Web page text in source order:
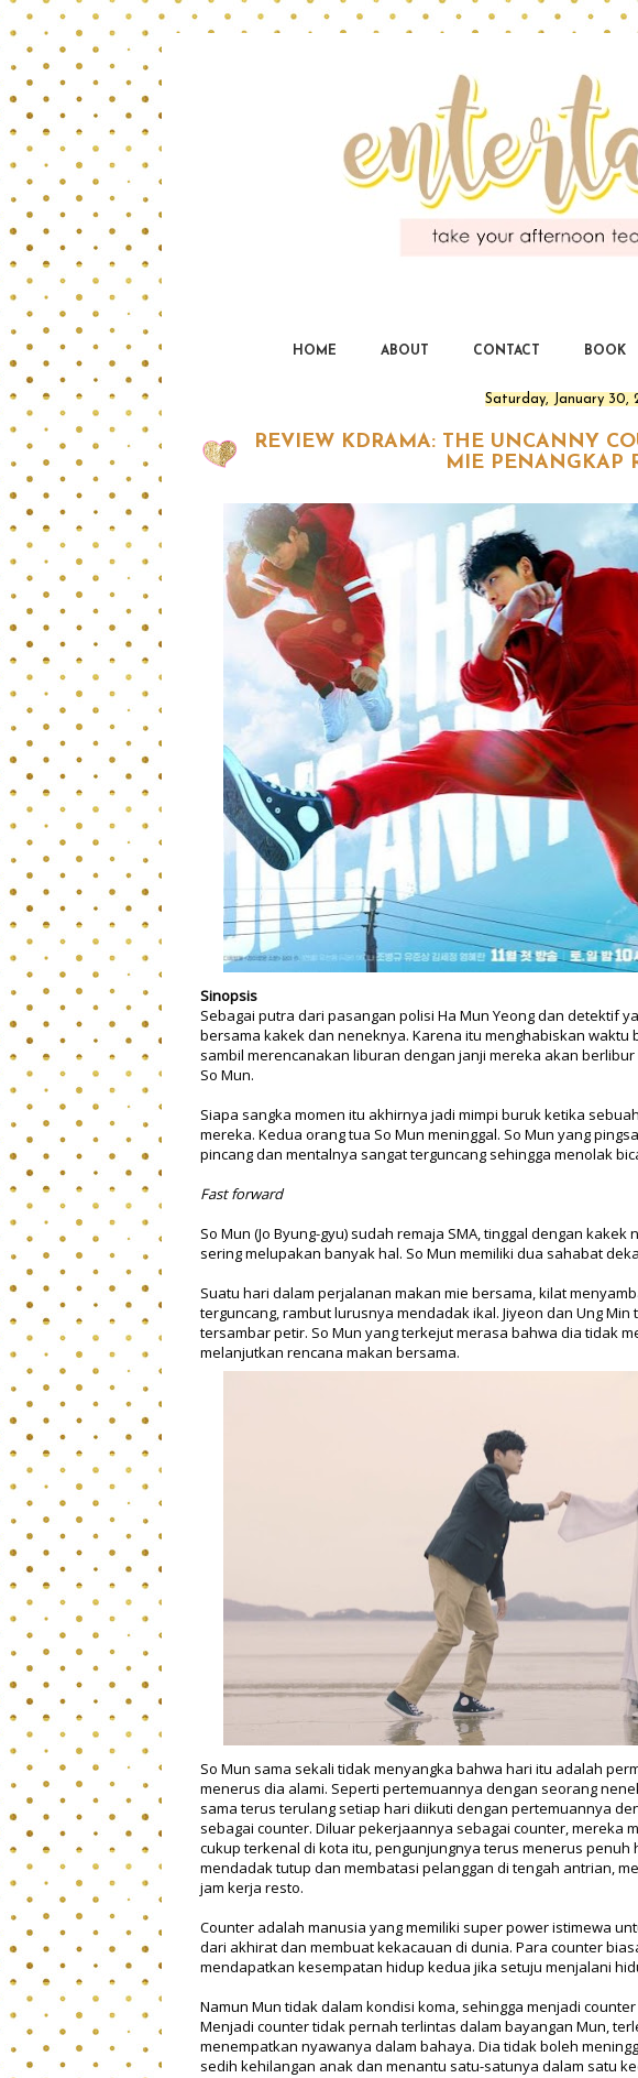
HOME ABOUT CONTACT BOOK
Saturday, January 30,
REVIEW KDRAMA: THE UNCANNY
MIE PENANGKAP
Sinopsis
Sebagai putra dari pasangan polisi Ha Mun Yeong dan detektif
bersama kakek dan neneknya. Karena itu menghabiskan
sambil merencanakan liburan dengan janji mereka akan
So Mun.
Siapa sangka momen itu akhirnya jadi mimpi buruk ketika
mereka. Kedua orang tua So Mun meninggal. So Mun yang
pincang dan mentalnya sangat terguncang sehingga menolak
Fast forward
So Mun (Jo Byung-gyu) sudah remaja SMA, tinggal dengan
sering melupakan banyak hal. So Mun memiliki dua sahabat
Suatu hari dalam perjalanan makan mie bersama, kilat
terguncang, rambut lurusnya mendadak ikal. Jiyeon dan Ung
tersambar petir. So Mun yang terkejut merasa bahwa dia tidak
melanjutkan rencana makan bersama.
So Mun sama sekali tidak menyangka bahwa hari itu adalah
menerus dia alami. Seperti pertemuannya dengan seorang
sama terus terulang setiap hari diikuti dengan pertemuannya
sebagai counter. Diluar pekerjaannya sebagai counter, mereka
cukup terkenal di kota itu, pengunjungnya terus menerus penuh
mendadak tutup dan membatasi pelanggan di tengah antrian,
jam kerja resto.
Counter adalah manusia yang memiliki super power istimewa
dari akhirat dan membuat kekacauan di dunia. Para counter
mendapatkan kesempatan hidup kedua jika setuju menjalani
Namun Mun tidak dalam kondisi koma, sehingga menjadi
Menjadi counter tidak pernah terlintas dalam bayangan Mun,
menempatkan nyawanya dalam bahaya. Dia tidak boleh
sedih kehilangan anak dan menantu satu-satunya dalam satu